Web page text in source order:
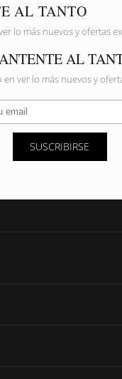
AL TANTO
lo más nuevos y ofertas
AL
en ver lo más nuevos y
email
SUSCRIBIRSE